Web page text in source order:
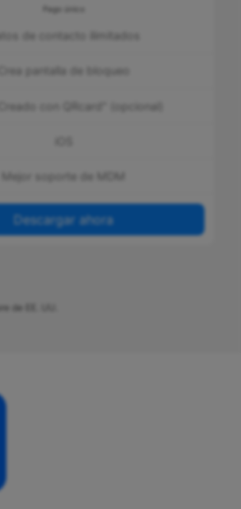
de contacto ilimitados
Crea pantalla de bloqueo
con QRcard" (opcional)
Mejor soporte de MDM
Descargar ahora
de EE. UU.